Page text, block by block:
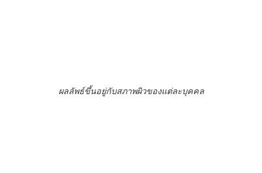
ผลลัพธ์ขึ้นอยู่กับสภาพผิวของแต่ละบุคคล